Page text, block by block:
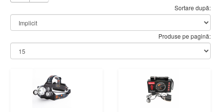
Sortare după:
Produse pe pagină: